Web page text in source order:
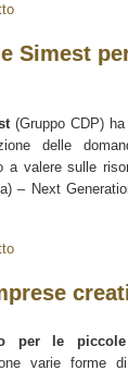
Simest
(Gruppo CDP) ha
delle
a valere sulle
– Next
per le
varie forme